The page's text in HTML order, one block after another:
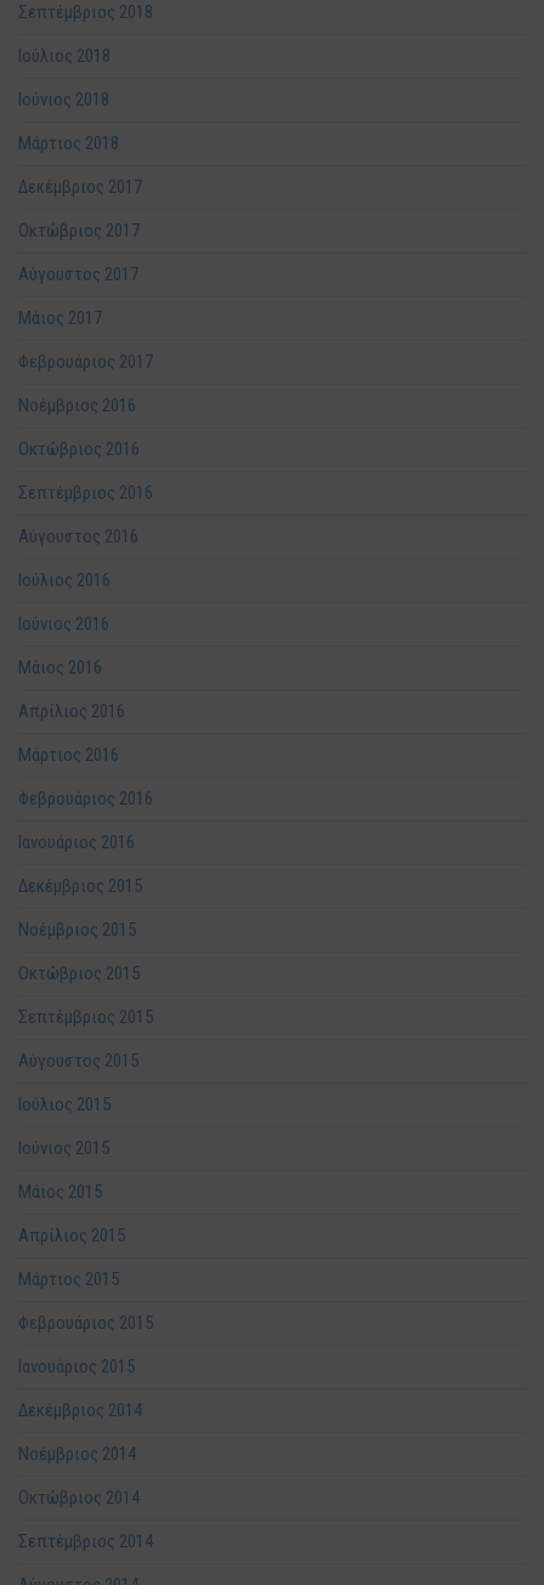
Σεπτέμβριος 2018
Ιούλιος 2018
Ιούνιος 2018
Μάρτιος 2018
Δεκέμβριος 2017
Οκτώβριος 2017
Αύγουστος 2017
Μάιος 2017
Φεβρουάριος 2017
Νοέμβριος 2016
Οκτώβριος 2016
Σεπτέμβριος 2016
Αύγουστος 2016
Ιούλιος 2016
Ιούνιος 2016
Μάιος 2016
Απρίλιος 2016
Μάρτιος 2016
Φεβρουάριος 2016
Ιανουάριος 2016
Δεκέμβριος 2015
Νοέμβριος 2015
Οκτώβριος 2015
Σεπτέμβριος 2015
Αύγουστος 2015
Ιούλιος 2015
Ιούνιος 2015
Μάιος 2015
Απρίλιος 2015
Μάρτιος 2015
Φεβρουάριος 2015
Ιανουάριος 2015
Δεκέμβριος 2014
Νοέμβριος 2014
Οκτώβριος 2014
Σεπτέμβριος 2014